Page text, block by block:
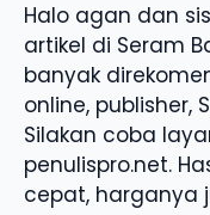
Halo agan dan
artikel di Seram
banyak
online, publisher,
Silakan coba
penulispro.net.
cepat, harganya